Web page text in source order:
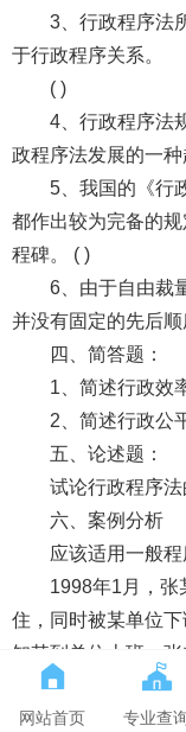
3、行政程序法
于行政程序关系。
( )
4、行政程序法
政程序法发展的一种
5、我国的《行
都作出较为完备的
程碑。 ( )
6、由于自由裁
并没有固定的先后
四、简答题：
1、简述行政效
2、简述行政公
五、论述题：
试论行政程序法
六、案例分析
应该适用一般
1998年1月，张
住，同时被某单位
知其到单位上班。
资待遇问题，并与
某多次捶击办公桌
网站首页 专业查